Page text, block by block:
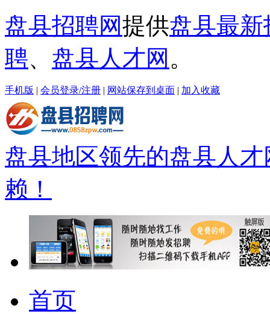
盘县招聘网提供盘县最
聘、 盘县人才网 。
手机版 | 会员登录/注册 | 网站保存到桌面 | 加入收藏
盘县地区领先的盘县人
赖！
首页